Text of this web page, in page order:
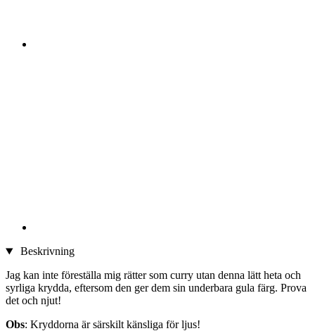
Beskrivning
Jag kan inte föreställa mig rätter som curry utan denna lätt heta och
syrliga krydda, eftersom den ger dem sin underbara gula färg. Prova
det och njut!
Obs: Kryddorna är särskilt känsliga för ljus!